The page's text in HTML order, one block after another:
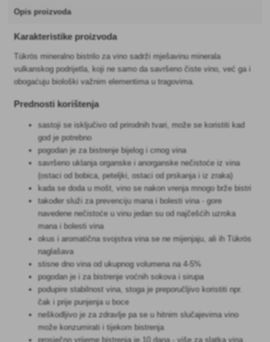
Opis proizvoda
Karakteristike proizvoda
Tükrös mineralno bistrilo za vino sadrži mješavinu minerala
vulkanskog podrijetla, koji ne samo da savršeno čiste vino, već ga i
obogaćuju biološki važnim elementima u tragovima.
Prednosti korištenja
sastoji se isključivo od prirodnih tvari, može se koristiti kad
god je potrebno
pogodan je za bistrenje bijelog i crnog vina
savršeno uklanja organske i anorganske nečistoće iz vina
(ostaci od bobica, peteljki, ostaci od prskanja i iz zraka)
kada se doda u mošt, vino se nakon vrenja mnogo brže bistri
također služi za prevenciju mana i bolesti vina - gore
navedene nečistoće u vinu jedan su od najčešćih uzroka
mana i bolesti vina
okus i aromatična svojstva vina se ne mijenjaju, ali ih Tükrös
naglašava
stisne dno vina od ukupnog volumena na 4-5%
pogodan je i za bistrenje voćnih sokova i sirupa
podupire stabilnost vina, stoga je preporučljivo koristiti npr.
čak i prije punjenja u boce
neškodljivo je za zdravlje pa se u hitnim slučajevima vino
može konzumirati i tijekom bistrenja
prosječno vrijeme bistrenja je 10 dana - više za slatka vina